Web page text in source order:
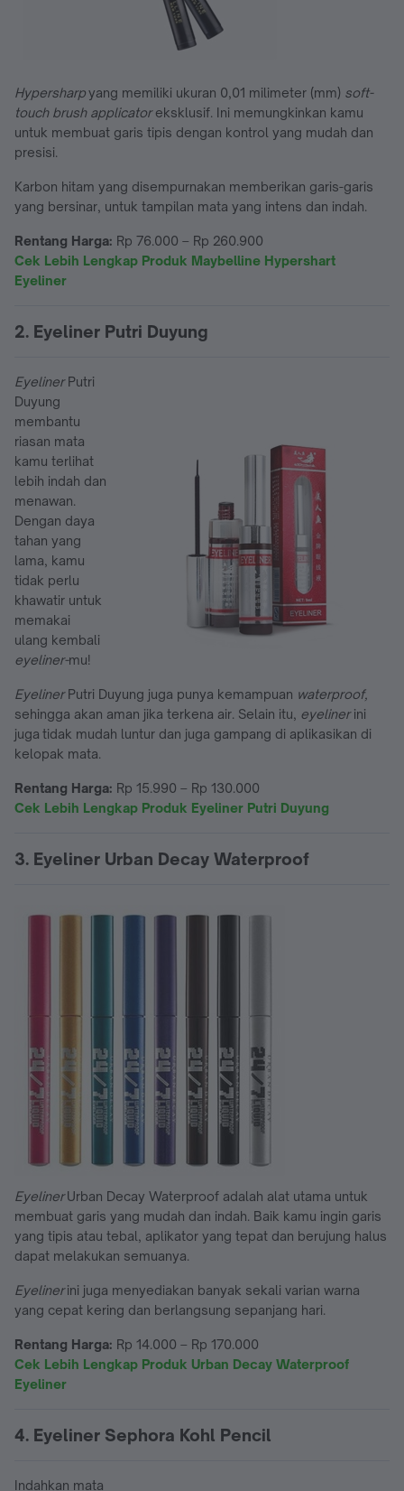
Hypersharpyang memiliki ukuran 0,01 milimeter (mm) soft-
touch brush applicatoreksklusif. Ini memungkinkan kamu
untuk membuat garis tipis dengan kontrol yang mudah dan
presisi.
Karbon hitam yang disempurnakan memberikan garis-garis
yang bersinar, untuk tampilan mata yang intens dan indah.
Rentang Harga: Rp 76.000 – Rp 260.900
Cek Lebih Lengkap Produk Maybelline Hypershart
Eyeliner
2. Eyeliner Putri Duyung
EyelinerPutri
Duyung
membantu
riasan mata
kamu terlihat
lebih indah dan
menawan.
Dengan daya
tahan yang
lama, kamu
tidak perlu
khawatir untuk
memakai
ulang kembali
eyeliner-mu!
EyelinerPutri Duyung juga punya kemampuan waterproof,
sehingga akan aman jika terkena air. Selain itu, eyelinerini
juga tidak mudah luntur dan juga gampang di aplikasikan di
kelopak mata.
Rentang Harga: Rp 15.990 – Rp 130.000
Cek Lebih Lengkap Produk Eyeliner Putri Duyung
3. Eyeliner Urban Decay Waterproof
EyelinerUrban Decay Waterproof adalah alat utama untuk
membuat garis yang mudah dan indah. Baik kamu ingin garis
yang tipis atau tebal, aplikator yang tepat dan berujung halus
dapat melakukan semuanya.
Eyelinerini juga menyediakan banyak sekali varian warna
yang cepat kering dan berlangsung sepanjang hari.
Rentang Harga: Rp 14.000 – Rp 170.000
Cek Lebih Lengkap Produk Urban Decay Waterproof
Eyeliner
4. Eyeliner Sephora Kohl Pencil
Indahkan mata